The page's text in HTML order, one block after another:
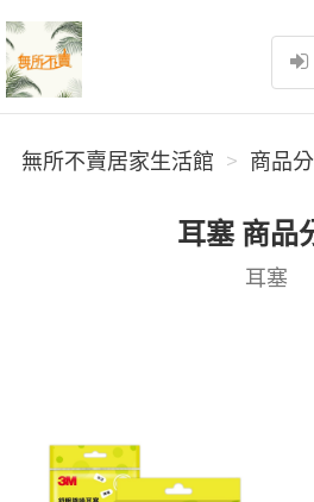
無所不賣居家生活館
無所不賣居家生活館 商品
耳塞 商品
耳塞